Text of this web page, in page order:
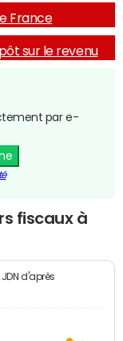
France
sur le revenu
par e-
fiscaux à
d'après